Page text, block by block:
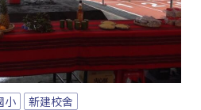
小 新建校舍